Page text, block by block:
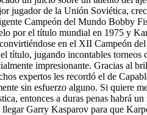
jugador de la Unión Soviética,
Campeón del Mundo Bobby
por el título mundial en 1975 y
en el XII Campeón
título, jugando incontables torneos
impresionante. Gracias al
expertos les recordó el de
sin esfuerzo alguno. Si quiere
entonces a duras penas habrá
Garry Kasparov para que